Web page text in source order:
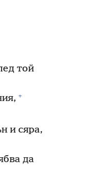
той
+
и сяра,
да